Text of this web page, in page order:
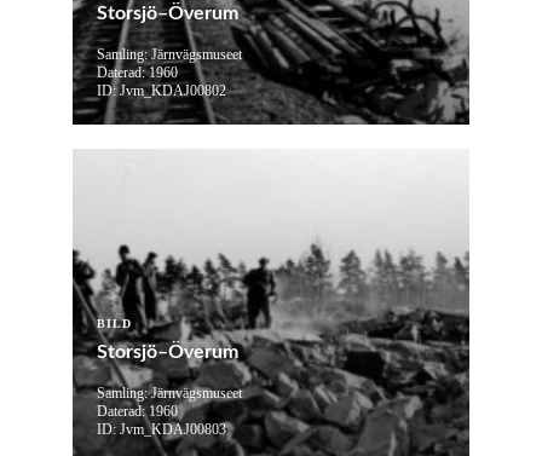
Storsjö–Överum
Samling: Järnvägsmuseet
Daterad: 1960
ID: Jvm_KDAJ00802
BILD
Storsjö–Överum
Samling: Järnvägsmuseet
Daterad: 1960
ID: Jvm_KDAJ00803